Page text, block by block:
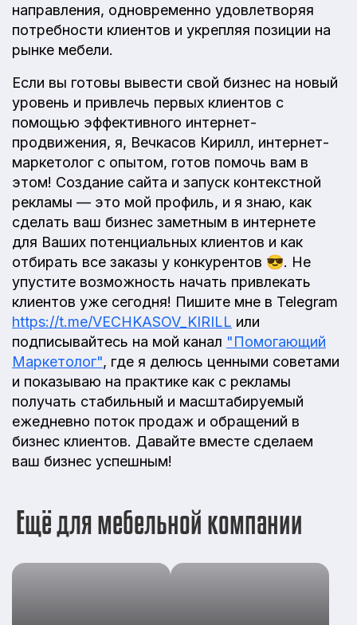
направления, одновременно удовлетворяя
потребности клиентов и укрепляя позиции на
рынке мебели.
Если вы готовы вывести свой бизнес на новый
уровень и привлечь первых клиентов с
помощью эффективного интернет-
продвижения, я, Вечкасов Кирилл, интернет-
маркетолог с опытом, готов помочь вам в
этом! Создание сайта и запуск контекстной
рекламы — это мой профиль, и я знаю, как
сделать ваш бизнес заметным в интернете
для Ваших потенциальных клиентов и как
отбирать все заказы у конкурентов 😎. Не
упустите возможность начать привлекать
клиентов уже сегодня! Пишите мне в Telegram
https://t.me/VECHKASOV_KIRILL или
подписывайтесь на мой канал "Помогающий
Маркетолог", где я делюсь ценными советами
и показываю на практике как с рекламы
получать стабильный и масштабируемый
ежедневно поток продаж и обращений в
бизнес клиентов. Давайте вместе сделаем
ваш бизнес успешным!
Ещё для мебельной компании